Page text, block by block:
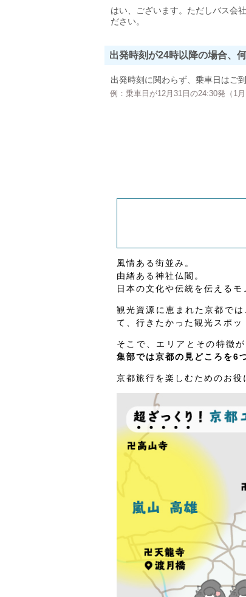
はい、ございます。ただしバス会
ださい。
出発時刻が24時以降の場合、
出発時刻に関わらず、乗車日はご
例：乗車日が12月31日の24:30発（1
風情ある街並み。
由緒ある神社仏閣。
日本の文化や伝統を伝えるモ
観光資源に恵まれた京都で
て、行きたかった観光スポッ
そこで、エリアとその特徴
集部では京都の見どころを6
京都旅行を楽しむためのお役